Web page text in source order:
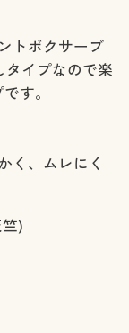
トボクサーブ
タイプなので楽
す。
く、ムレにく
)